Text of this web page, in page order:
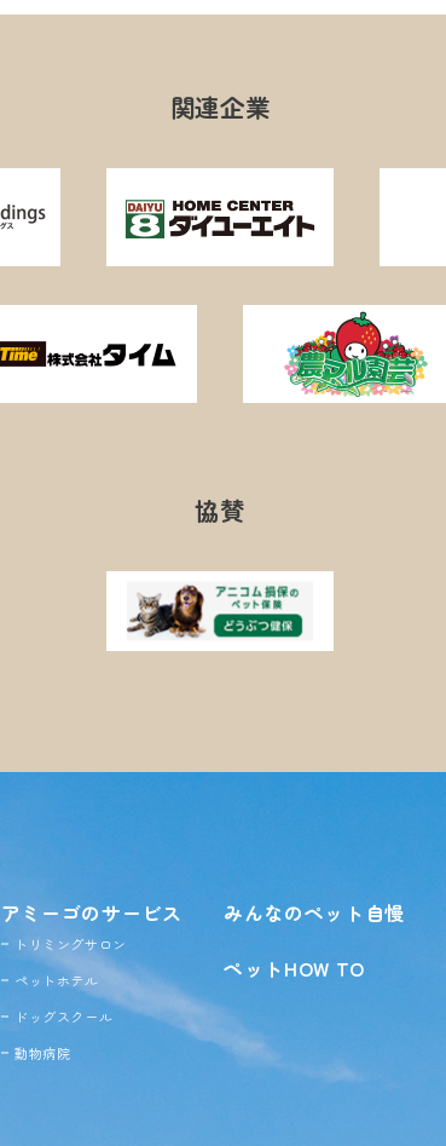
関連企業
協賛
アミーゴのサービス
トリミングサロン
ペットホテル
ドッグスクール
動物病院
みんなのペット自慢
ペットHOW TO